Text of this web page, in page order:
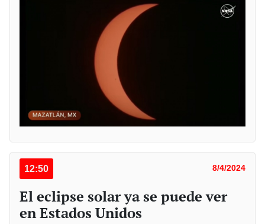
12:50 8/4/2024
El eclipse solar ya se puede ver
en Estados Unidos